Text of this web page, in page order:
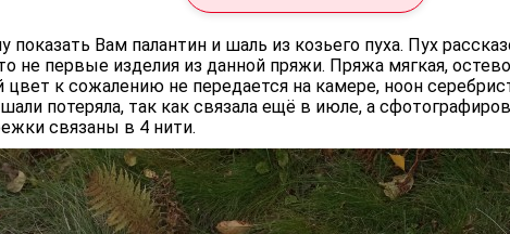
показать Вам палантин и шаль из козьего пуха. Пух
не первые изделия из данной пряжи. Пряжа мягкая,
к сожалению не передается на камере, ноон
потеряла, так как связала ещё в июле, а
связаны в 4 нити.